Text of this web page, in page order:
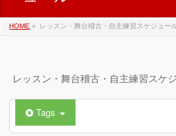
HOME » レッスン・舞台稽古・自主練習スケジュー
レッスン・舞台稽古・自主練習スケ
Tags
04:00
06:00